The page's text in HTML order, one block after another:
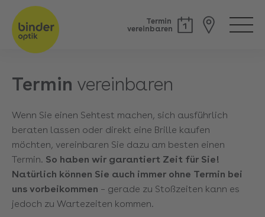
Termin
vereinbaren
Termin vereinbaren
Wenn Sie einen Sehtest machen, sich ausführlich
beraten lassen oder direkt eine Brille kaufen
möchten, vereinbaren Sie dazu am besten einen
Termin. So haben wir garantiert Zeit für Sie!
Natürlich können Sie auch immer ohne Termin bei
uns vorbeikommen – gerade zu Stoßzeiten kann es
jedoch zu Wartezeiten kommen.